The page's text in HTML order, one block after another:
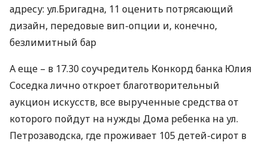
адресу: ул.Бригадна, 11 оценить потрясающий
дизайн, передовые вип-опции и, конечно,
безлимитный бар
А еще – в 17.30 соучредитель Конкорд банка Юлия
Соседка лично откроет благотворительный
аукцион искусств, все вырученные средства от
которого пойдут на нужды Дома ребенка на ул.
Петрозаводска, где проживает 105 детей-сирот в